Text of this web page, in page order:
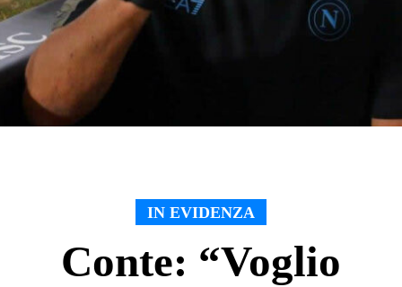
IN EVIDENZA
Conte: “Voglio